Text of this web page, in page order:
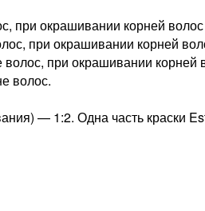
при окрашивании корней
при окрашивании корней
при окрашивании корней
волос.
— 1:2. Одна часть краски